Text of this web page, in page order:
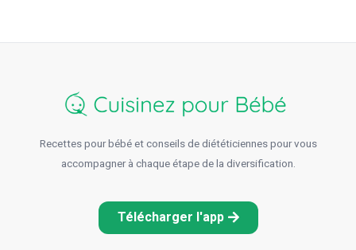
Recettes pour bébé et conseils de diététiciennes pour vous
accompagner à chaque étape de la diversification.
Télécharger l'app